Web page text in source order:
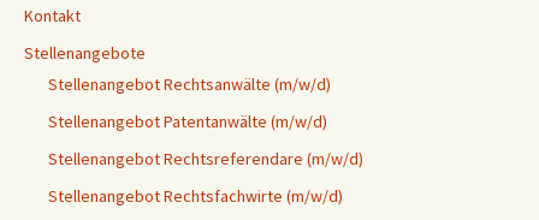
Kontakt
Stellenangebote
Stellenangebot Rechtsanwälte (m/w/d)
Stellenangebot Patentanwälte (m/w/d)
Stellenangebot Rechtsreferendare (m/w/d)
Stellenangebot Rechtsfachwirte (m/w/d)